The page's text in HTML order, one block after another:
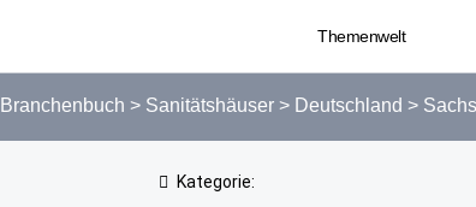
Themenwelt
Branchenbuch > Sanitätshäuser > Deutschland >
Kategorie: